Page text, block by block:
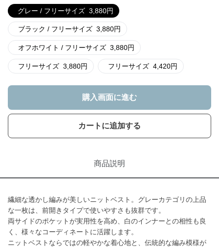
グレー / フリーサイズ 3,880円
ブラック / フリーサイズ 3,880円
オフホワイト / フリーサイズ 3,880円
フリーサイズ 3,880円 フリーサイズ 4,420円
購入画面に進む
カートに追加する
商品説明
繊細な透かし編みが美しいニットベスト。グレーカテゴリの上品
な一枚は、前開きタイプで使いやすさも抜群です。
両サイドのポケットが実用性を高め、白のインナーとの相性も良
く、様々なコーディネートに活躍します。
ニットベストならではの軽やかな着心地と、伝統的な編み模様が